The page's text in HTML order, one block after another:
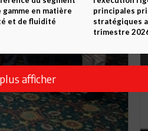
en matière
et de fluidité
principales
stratégiques
trimestre
afficher